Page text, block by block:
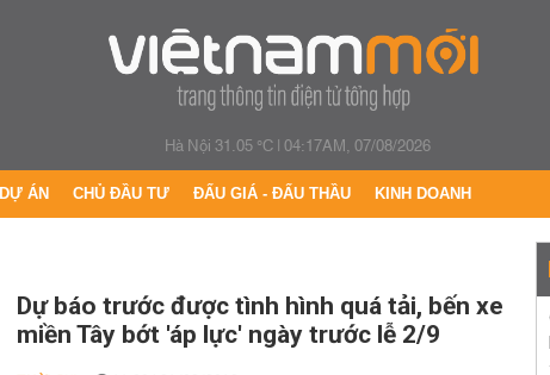
Hà Nội 31.05 °C|04:17AM, 07/08/2026
DỰ ÁN CHỦ ĐẦU TƯ ĐẤU GIÁ - ĐẤU THẦU KINH DOANH
Dự báo trước được tình hình quá tải, bến xe
miền Tây bớt 'áp lực' ngày trước lễ 2/9